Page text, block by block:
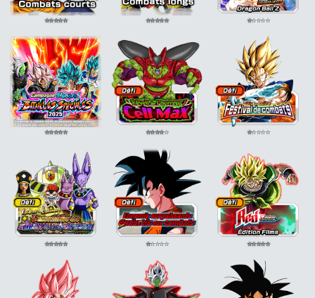
⭐⭐⭐⭐⭐ ⭐⭐⭐⭐⭐ ⭐⭐⭐⭐⭐
⭐⭐⭐⭐⭐ ⭐⭐⭐⭐⭐ ⭐⭐⭐⭐⭐
⭐⭐⭐⭐⭐ ⭐⭐⭐⭐⭐ ⭐⭐⭐⭐⭐